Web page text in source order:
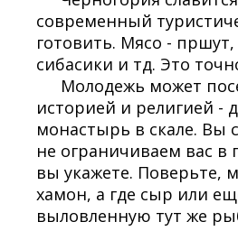
современный
готовить. Мясо -
сибасики и тд. Это
Молодежь может
историей и религией -
монастырь в скале. Вы
не ограничиваем вас
вы укажете. Поверьте,
хамон, а где сыр или
выловленную тут же